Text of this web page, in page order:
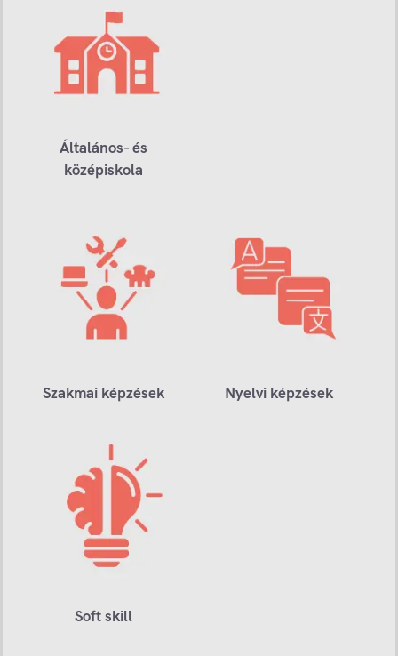
Általános- és
középiskola
Szakmai képzések Nyelvi képzések
Soft skill